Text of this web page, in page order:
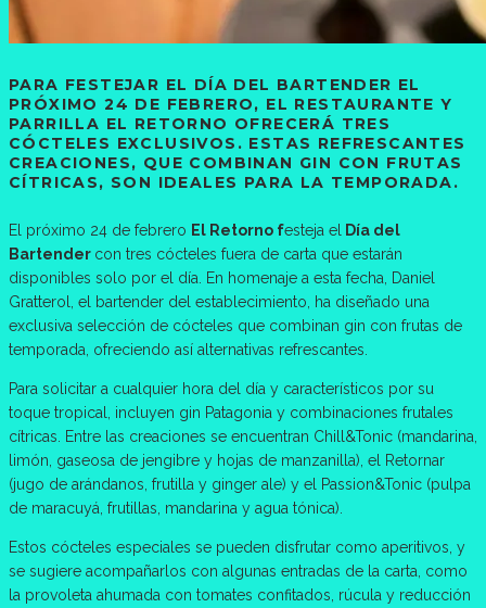
PARA FESTEJAR EL DÍA DEL BARTENDER EL
PRÓXIMO 24 DE FEBRERO, EL RESTAURANTE Y
PARRILLA EL RETORNO OFRECERÁ TRES
CÓCTELES EXCLUSIVOS. ESTAS REFRESCANTES
CREACIONES, QUE COMBINAN GIN CON FRUTAS
CÍTRICAS, SON IDEALES PARA LA TEMPORADA.
El próximo 24 de febrero El Retorno festeja el Día del
Bartender con tres cócteles fuera de carta que estarán
disponibles solo por el día. En homenaje a esta fecha, Daniel
Gratterol, el bartender del establecimiento, ha diseñado una
exclusiva selección de cócteles que combinan gin con frutas de
temporada, ofreciendo así alternativas refrescantes.
Para solicitar a cualquier hora del día y característicos por su
toque tropical, incluyen gin Patagonia y combinaciones frutales
cítricas. Entre las creaciones se encuentran Chill&Tonic (mandarina,
limón, gaseosa de jengibre y hojas de manzanilla), el Retornar
(jugo de arándanos, frutilla y ginger ale) y el Passion&Tonic (pulpa
de maracuyá, frutillas, mandarina y agua tónica).
Estos cócteles especiales se pueden disfrutar como aperitivos, y
se sugiere acompañarlos con algunas entradas de la carta, como
la provoleta ahumada con tomates confitados, rúcula y reducción